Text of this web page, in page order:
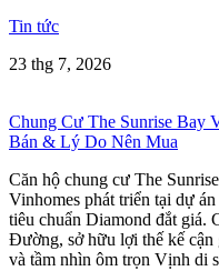
Tin tức
23 thg 7, 2026
Chung Cư The Sunrise Bay
Bán & Lý Do Nên Mua
Căn hộ chung cư The
Vinhomes phát triển tại dự
tiêu chuẩn Diamond đắt giá.
Đường, sở hữu lợi thế kế cận
và tầm nhìn ôm trọn Vịnh di